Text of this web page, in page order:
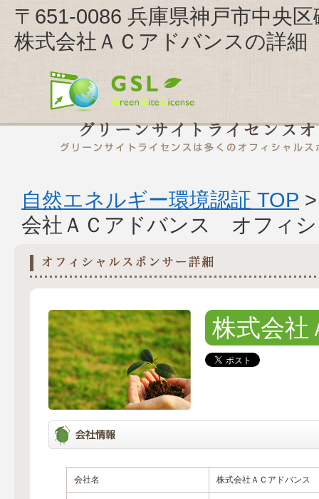
〒651-0086 兵庫県神戸市中央
株式会社ＡＣアドバンスの詳細
自然エネルギー環境認証 TOP
会社ＡＣアドバンス オフィ
株式会社
会社名 株式会社ＡＣアドバンス